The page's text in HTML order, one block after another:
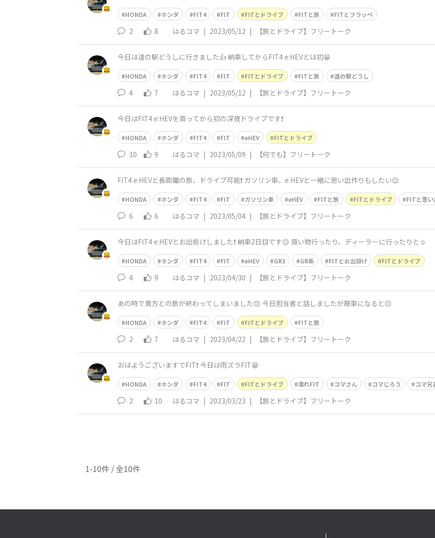
HONDA ホンダ FIT4 FIT FITとドライブ FITと旅 FITとフラッペ
2 8 はるコマ | 2023/05/12 | 【旅とドライブ】フリートーク
今日は道の駅どうしに行きました👍 納車してからFIT4 e:HEVとは初😁
HONDA ホンダ FIT4 FIT FITとドライブ FITと旅 道の駅どうし
4 7 はるコマ | 2023/05/12 | 【旅とドライブ】フリートーク
今日はFIT4 e:HEVを買ってから初の深夜ドライブです❗️
HONDA ホンダ FIT4 FIT eHEV FITとドライブ
10 9 はるコマ | 2023/05/09 | 【何でも】フリートーク
FIT4 e:HEVと長距離の旅、ドライブ可能❗️ ガソリン車、e:HEVと一緒に思い出作りもしたい😌
HONDA ホンダ FIT4 FIT ガソリン車 eHEV FITと旅 FITとドライブ FITと思
6 6 はるコマ | 2023/05/04 | 【旅とドライブ】フリートーク
今日はFIT4 e:HEVとお出掛けしました❗️ 納車2日目です😌 買い物行ったり、ディーラーに行ったりと☺️
HONDA ホンダ FIT4 FIT eHEV GR3 GR系 FITとお出掛け FITとドライブ
4 9 はるコマ | 2023/04/30 | 【旅とドライブ】フリートーク
あの時で貴方との旅が終わってしまいました😔 今日担当者と話しましたが廃車になると😔
HONDA ホンダ FIT4 FIT FITとドライブ FITと旅
2 7 はるコマ | 2023/04/22 | 【旅とドライブ】フリートーク
おはようございますでFIT❗️ 今日は雨ズラFIT😁
HONDA ホンダ FIT4 FIT FITとドライブ 濡れFIT コマさん コマじろう コマ兄
2 10 はるコマ | 2023/03/23 | 【旅とドライブ】フリートーク
1-10件 / 全10件